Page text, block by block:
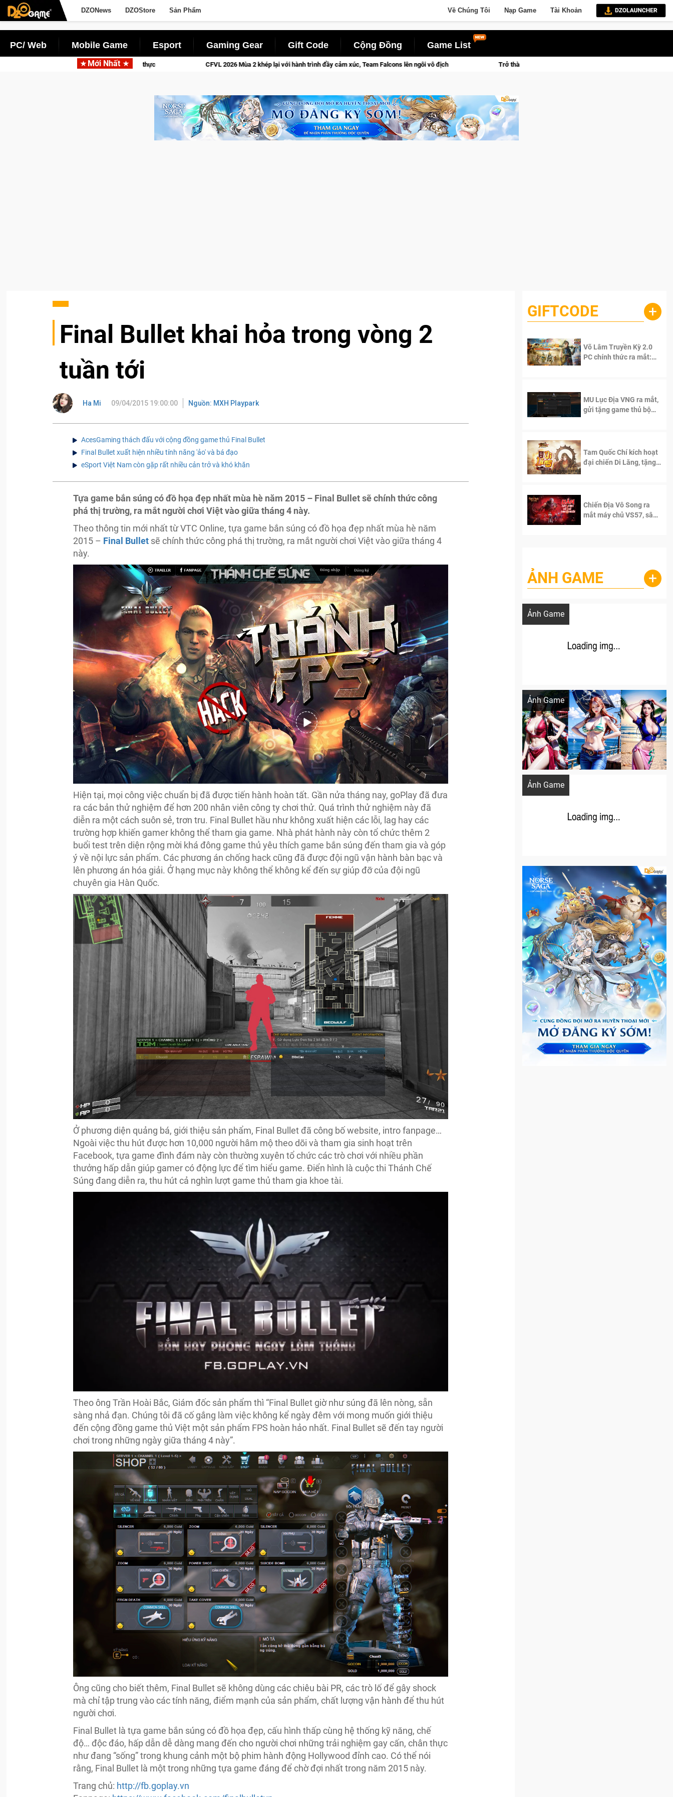
DZONews DZOStore Sản Phẩm Về Chúng Tôi Nạp Game Tài Khoản
PC/ Web Mobile Game Esport Gaming Gear Gift Code Cộng Đồng Game List
Mới NhấtCFVL 2026 Mùa 2 khép lại với hành trình đầy cảm xúc, Team Falcons lên ngôi vô địch Trở thành "Đại ca Mèo" khuấy đảo thế giới ngầm trong Cat Mafia
Final Bullet khai hỏa trong vòng 2
tuần tới
Ha Mi 09/04/2015 19:00:00 Nguồn: MXH Playpark
AcesGaming thách đấu với cộng đồng game thủ Final Bullet
Final Bullet xuất hiện nhiều tính năng 'ảo' và bá đạo
eSport Việt Nam còn gặp rất nhiều cản trở và khó khăn
Tựa game bắn súng có đồ họa đẹp nhất mùa hè năm 2015 – Final Bullet sẽ chính thức công
phá thị trường, ra mắt người chơi Việt vào giữa tháng 4 này.
Theo thông tin mới nhất từ VTC Online, tựa game bắn súng có đồ họa đẹp nhất mùa hè năm
2015 – Final Bullet sẽ chính thức công phá thị trường, ra mắt người chơi Việt vào giữa tháng 4
này.
Hiện tại, mọi công việc chuẩn bị đã được tiến hành hoàn tất. Gần nửa tháng nay, goPlay đã đưa
ra các bản thử nghiệm để hơn 200 nhân viên công ty chơi thử. Quá trình thử nghiệm này đã
diễn ra một cách suôn sẻ, trơn tru. Final Bullet hầu như không xuất hiện các lỗi, lag hay các
trường hợp khiến gamer không thể tham gia game. Nhà phát hành này còn tổ chức thêm 2
buổi test trên diện rộng mời khá đông game thủ yêu thích game bắn súng đến tham gia và góp
ý về nội lực sản phẩm. Các phương án chống hack cũng đã được đội ngũ vận hành bàn bạc và
lên phương án hóa giải. Ở hạng mục này không thể không kể đến sự giúp đỡ của đội ngũ
chuyên gia Hàn Quốc.
Ở phương diện quảng bá, giới thiệu sản phẩm, Final Bullet đã công bố website, intro fanpage…
Ngoài việc thu hút được hơn 10,000 người hâm mộ theo dõi và tham gia sinh hoạt trên
Facebook, tựa game đình đám này còn thường xuyên tổ chức các trò chơi với nhiều phần
thưởng hấp dẫn giúp gamer có động lực để tìm hiểu game. Điển hình là cuộc thi Thánh Chế
Súng đang diễn ra, thu hút cả nghìn lượt game thủ tham gia khoe tài.
Theo ông Trần Hoài Bắc, Giám đốc sản phẩm thì “Final Bullet giờ như súng đã lên nòng, sẵn
sàng nhả đạn. Chúng tôi đã cố gắng làm việc không kể ngày đêm với mong muốn giới thiệu
đến cộng đồng game thủ Việt một sản phẩm FPS hoàn hảo nhất. Final Bullet sẽ đến tay người
chơi trong những ngày giữa tháng 4 này”.
Ông cũng cho biết thêm, Final Bullet sẽ không dùng các chiêu bài PR, các trò lố để gây shock
mà chỉ tập trung vào các tính năng, điểm mạnh của sản phẩm, chất lượng vận hành để thu hút
người chơi.
Final Bullet là tựa game bắn súng có đồ họa đẹp, cấu hình thấp cùng hệ thống kỹ năng, chế
độ… độc đáo, hấp dẫn dễ dàng mang đến cho người chơi những trải nghiệm gay cấn, chân thực
như đang “sống” trong khung cảnh một bộ phim hành động Hollywood đỉnh cao. Có thể nói
rằng, Final Bullet là một trong những tựa game đáng để chờ đợi nhất trong năm 2015 này.
Trang chủ: http://fb.goplay.vn
GIFTCODE +
Võ Lâm Truyền Kỳ 2.0
PC chính thức ra mắt:
MU Lục Địa VNG ra mắt,
gửi tặng game thủ bộ
Tam Quốc Chí kích hoạt
đại chiến Di Lăng, tặng
Chiến Địa Vô Song ra
mắt máy chủ VS57, sân
ẢNH GAME +
Ảnh Game
Lala Croft vừa nóng vừa xinh dưới nét vẽ
Ảnh Game
Ảnh Game
Cosplay Xiangling siêu cute